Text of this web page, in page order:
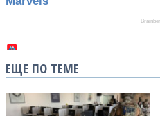
ЕЩЕ ПО ТЕМЕ